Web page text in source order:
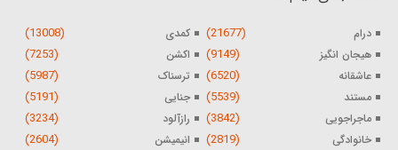
درام (21677) کمدی (13008)
هیجان انگیز (9149) اکشن (7253)
عاشقانه (6520) ترسناک (5987)
مستند (5539) جنایی (5191)
ماجراجویی (3842) رازآلود (3234)
خانوادگی (2819) انیمیشن (2604)